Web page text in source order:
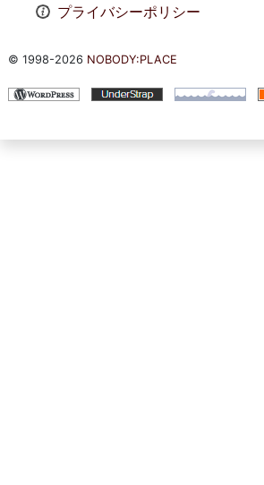
プライバシーポリシー
© 1998-2026 NOBODY:PLACE